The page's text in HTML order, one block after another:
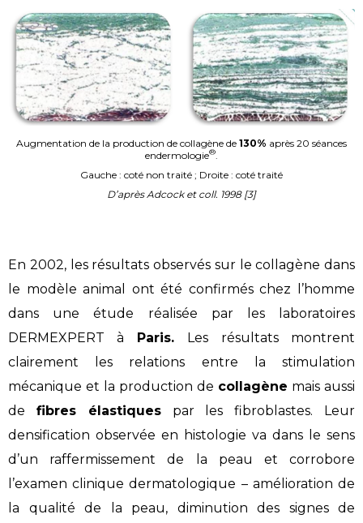
Augmentation de la production de collagène de 130% après 20 séances
endermologie®
Gauche : coté non traité ; Droite : coté traité
D’après Adcock et coll. 1998 [3]
En 2002, les résultats observés sur le collagène dans
le modèle animal ont été confirmés chez l’homme
dans une étude réalisée par les laboratoires
DERMEXPERT à Paris. Les résultats montrent
clairement les relations entre la stimulation
mécanique et la production de collagène mais aussi
de fibres élastiquespar les fibroblastes. Leur
densification observée en histologie va dans le sens
d’un raffermissement de la peau et corrobore
l’examen clinique dermatologique – amélioration de
la qualité de la peau, diminution des signes de